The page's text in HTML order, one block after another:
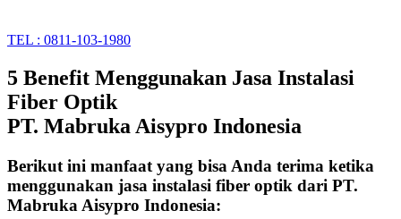
TEL : 0811-103-1980
5 Benefit Menggunakan Jasa Instalasi
Fiber Optik
PT. Mabruka Aisypro Indonesia
Berikut ini manfaat yang bisa Anda terima ketika
menggunakan jasa instalasi fiber optik dari PT.
Mabruka Aisypro Indonesia: